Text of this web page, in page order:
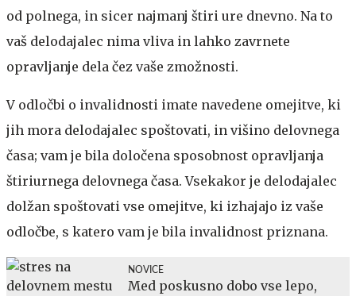
od polnega, in sicer najmanj štiri ure dnevno. Na to
vaš delodajalec nima vliva in lahko zavrnete
opravljanje dela čez vaše zmožnosti.
V odločbi o invalidnosti imate navedene omejitve, ki
jih mora delodajalec spoštovati, in višino delovnega
časa; vam je bila določena sposobnost opravljanja
štiriurnega delovnega časa. Vsekakor je delodajalec
dolžan spoštovati vse omejitve, ki izhajajo iz vaše
odločbe, s katero vam je bila invalidnost priznana.
NOVICE
Med poskusno dobo vse lepo,